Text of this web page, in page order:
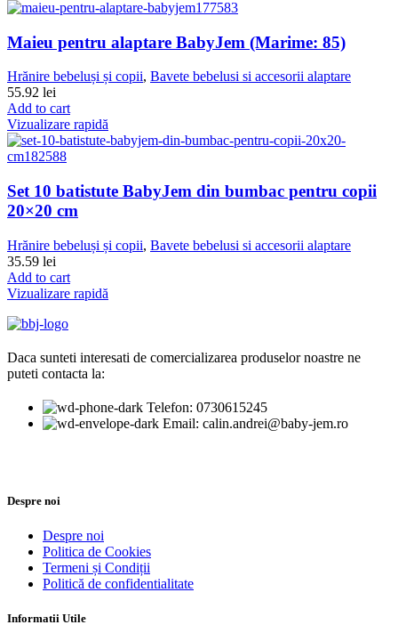
Maieu pentru alaptare BabyJem (Marime: 85)
Hrănire bebeluși și copii, Bavete bebelusi si accesorii alaptare
55.92 lei
Add to cart
Vizualizare rapidă
Set 10 batistute BabyJem din bumbac pentru copii
20×20 cm
Hrănire bebeluși și copii, Bavete bebelusi si accesorii alaptare
35.59 lei
Add to cart
Vizualizare rapidă
Daca sunteti interesati de comercializarea produselor noastre ne
puteti contacta la:
Telefon: 0730615245
Email: calin.andrei@baby-jem.ro
Despre noi
Despre noi
Politica de Cookies
Termeni și Condiții
Politică de confidentialitate
Informatii Utile